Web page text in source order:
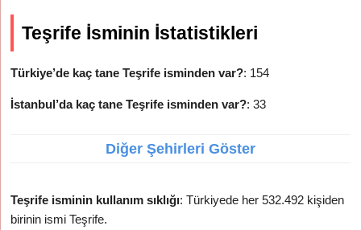
Teşrife İsminin İstatistikleri
Türkiye’de kaç tane Teşrife isminden var?: 154
İstanbul’da kaç tane Teşrife isminden var?: 33
Diğer Şehirleri Göster
Teşrife isminin kullanım sıklığı: Türkiyede her 532.492 kişiden
birinin ismi Teşrife.